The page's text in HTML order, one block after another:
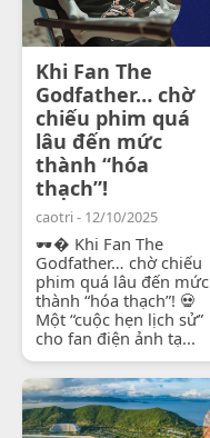
Khi Fan The
Godfather… chờ
chiếu phim quá
lâu đến mức
thành “hóa
thạch”!
caotri - 12/10/2025
🕶� Khi Fan The
Godfather… chờ chiếu
phim quá lâu đến mức
thành “hóa thạch”! 💀
Một “cuộc hẹn lịch sử”
cho fan điện ảnh tạ...